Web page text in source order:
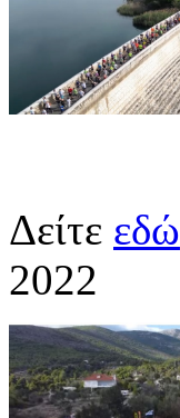
Δείτε εδώ
2022